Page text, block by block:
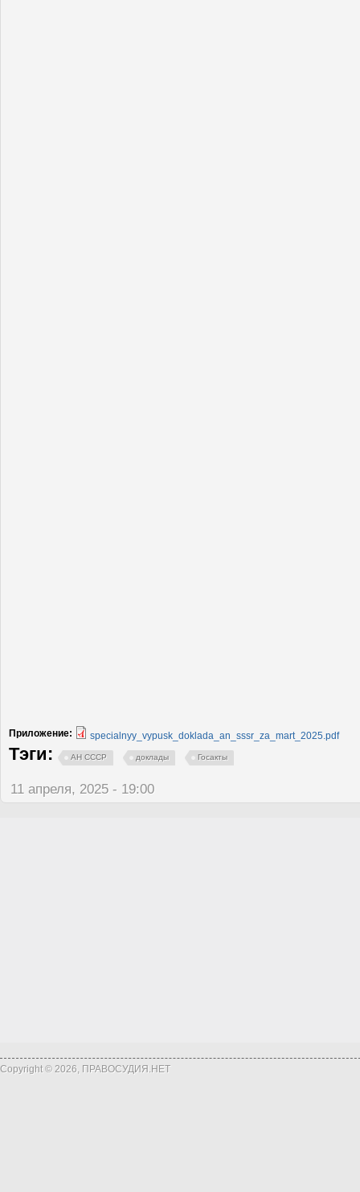
Приложение: specialnyy_vypusk_doklada_an_sssr_za_mart_2025.pdf
Тэги: АН СССР доклады Госакты
11 апреля, 2025 - 19:00
Copyright © 2026, ПРАВОСУДИЯ.НЕТ